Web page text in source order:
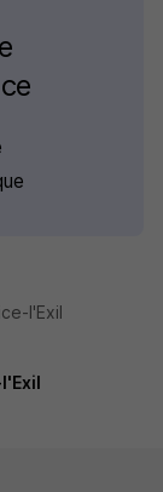
l'Exil